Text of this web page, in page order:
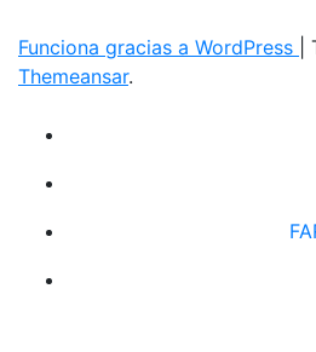
Funciona gracias a WordPress
Themeansar.